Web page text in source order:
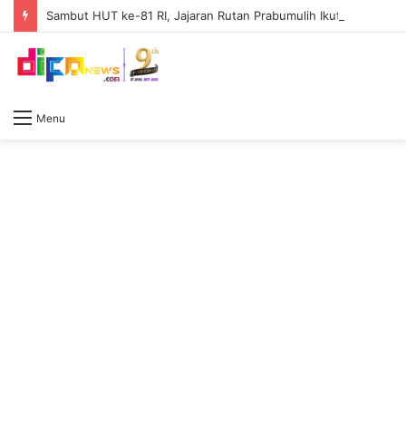
Menu